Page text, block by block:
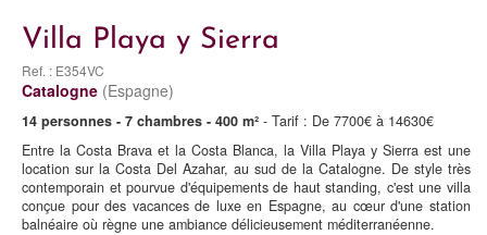
Villa Playa y Sierra
Ref. : E354VC
Catalogne (Espagne)
14 personnes - 7 chambres - 400 m² - Tarif : De 7700€ à 14630€
Entre la Costa Brava et la Costa Blanca, la Villa Playa y Sierra est une
location sur la Costa Del Azahar, au sud de la Catalogne. De style très
contemporain et pourvue d'équipements de haut standing, c'est une villa
conçue pour des vacances de luxe en Espagne, au cœur d'une station
balnéaire où règne une ambiance délicieusement méditerranéenne.